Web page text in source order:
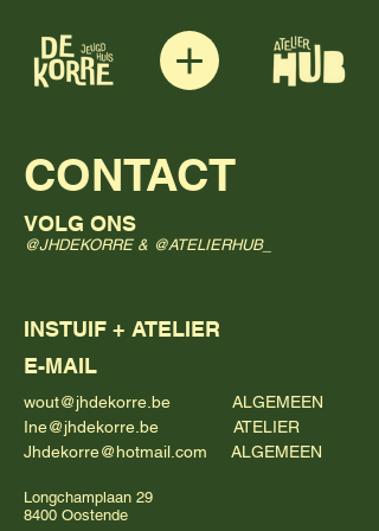
CONTACT
VOLG ONS
@JHDEKORRE & @ATELIERHUB_
INSTUIF + ATELIER
E-MAIL
wout@jhdekorre.be ALGEMEEN
Ine@jhdekorre.be ATELIER
Jhdekorre@hotmail.com ALGEMEEN
Longchamplaan 29
8400 Oostende